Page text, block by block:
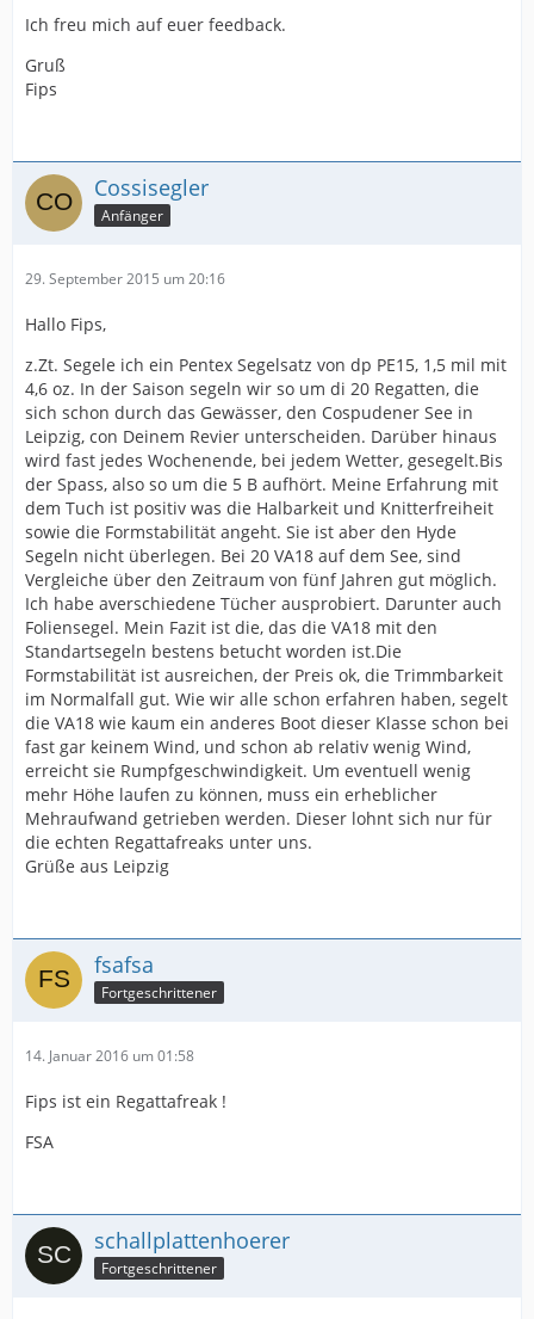
Ich freu mich auf euer feedback.
Gruß
Fips
Cossisegler
Anfänger
29. September 2015 um 20:16
Hallo Fips,
z.Zt. Segele ich ein Pentex Segelsatz von dp PE15, 1,5 mil mit
4,6 oz. In der Saison segeln wir so um di 20 Regatten, die
sich schon durch das Gewässer, den Cospudener See in
Leipzig, con Deinem Revier unterscheiden. Darüber hinaus
wird fast jedes Wochenende, bei jedem Wetter, gesegelt.Bis
der Spass, also so um die 5 B aufhört. Meine Erfahrung mit
dem Tuch ist positiv was die Halbarkeit und Knitterfreiheit
sowie die Formstabilität angeht. Sie ist aber den Hyde
Segeln nicht überlegen. Bei 20 VA18 auf dem See, sind
Vergleiche über den Zeitraum von fünf Jahren gut möglich.
Ich habe averschiedene Tücher ausprobiert. Darunter auch
Foliensegel. Mein Fazit ist die, das die VA18 mit den
Standartsegeln bestens betucht worden ist.Die
Formstabilität ist ausreichen, der Preis ok, die Trimmbarkeit
im Normalfall gut. Wie wir alle schon erfahren haben, segelt
die VA18 wie kaum ein anderes Boot dieser Klasse schon bei
fast gar keinem Wind, und schon ab relativ wenig Wind,
erreicht sie Rumpfgeschwindigkeit. Um eventuell wenig
mehr Höhe laufen zu können, muss ein erheblicher
Mehraufwand getrieben werden. Dieser lohnt sich nur für
die echten Regattafreaks unter uns.
Grüße aus Leipzig
fsafsa
Fortgeschrittener
14. Januar 2016 um 01:58
Fips ist ein Regattafreak !
FSA
schallplattenhoerer
Fortgeschrittener